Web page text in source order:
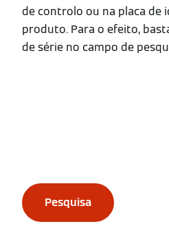
de controlo ou na placa de
produto. Para o efeito,
de série no campo de
Pesquisa